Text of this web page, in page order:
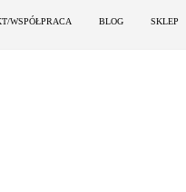
WSPÓŁPRACA BLOG SKLEP